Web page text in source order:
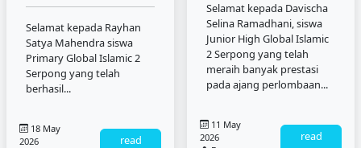
Selamat kepada Rayhan
Satya Mahendra siswa
Primary Global Islamic 2
Serpong yang telah
berhasil...
18 May
2026
read
Selamat kepada Davischa
Selina Ramadhani, siswa
Junior High Global Islamic
2 Serpong yang telah
meraih banyak prestasi
pada ajang perlombaan...
11 May
2026
read